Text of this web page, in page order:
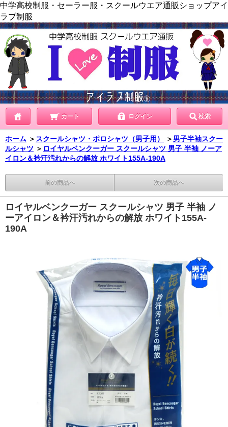
中学高校制服・セーラー服・スクールウエア通販ショップアイ
ラブ制服
カート ログイン 検索
ホーム ＞ スクールシャツ・ポロシャツ（男子用） ＞ 男子半袖スクー
ルシャツ ＞ ロイヤルベンクーガー スクールシャツ 男子 半袖 ノーア
イロン＆衿汗汚れからの解放 ホワイト155A-190A
前の商品へ 次の商品へ
ロイヤルベンクーガー スクールシャツ 男子 半袖 ノ
ーアイロン＆衿汗汚れからの解放 ホワイト155A-
190A